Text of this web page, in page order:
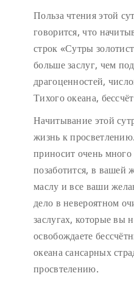
Польза чтения этой
говорится, что
строк «Сутры
больше заслуг, чем
драгоценностей,
Тихого океана,
Начитывание этой
жизнь к
приносит очень много
позаботится, в вашей
маслу и все ваши
дело в невероятном
заслугах, которые вы
освобождаете
океана сансарных
просвтелению.